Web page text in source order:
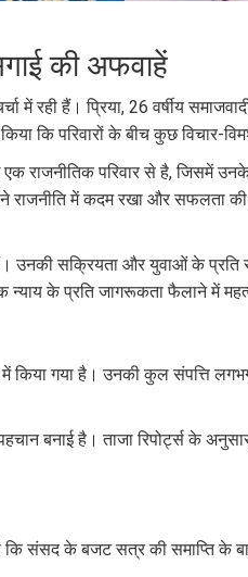
की अफवाहें
में रही हैं। प्रिया, 26 वर्षीय
कि परिवारों के बीच कुछ विचार-
राजनीतिक परिवार से है, जिसमें
राजनीति में कदम रखा और
हैं। उनकी सक्रियता और युवाओं के
के प्रति जागरूकता फैलाने में
में किया गया है। उनकी कुल
बनाई है। ताजा रिपोर्ट्स के
है कि संसद के बजट सत्र की